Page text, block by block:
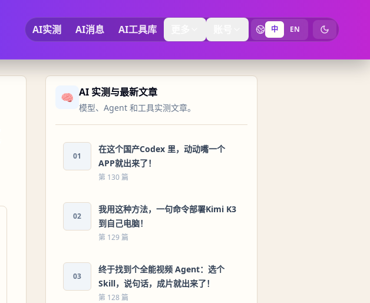
AI实测 AI消息 AI工具库 中 EN 切换为暗黑
🧠 AI 实测与最新文章
模型、Agent 和工具实测文章。
01
在这个国产Codex 里，动动嘴一个
APP就出来了！
第 130 篇
02
我用这种方法，一句命令部署Kimi K3
到自己电脑！
第 129 篇
03
终于找到个全能视频 Agent：选个
Skill，说句话，成片就出来了！
第 128 篇